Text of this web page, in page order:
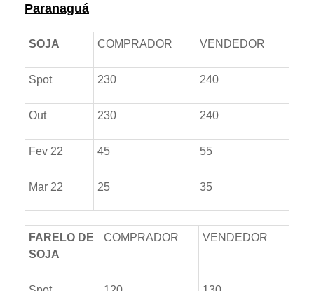
Paranaguá
SOJA COMPRADOR VENDEDOR
Spot 230 240
Out 230 240
Fev 22 45 55
Mar 22 25 35
FARELO DE
SOJA
COMPRADOR VENDEDOR